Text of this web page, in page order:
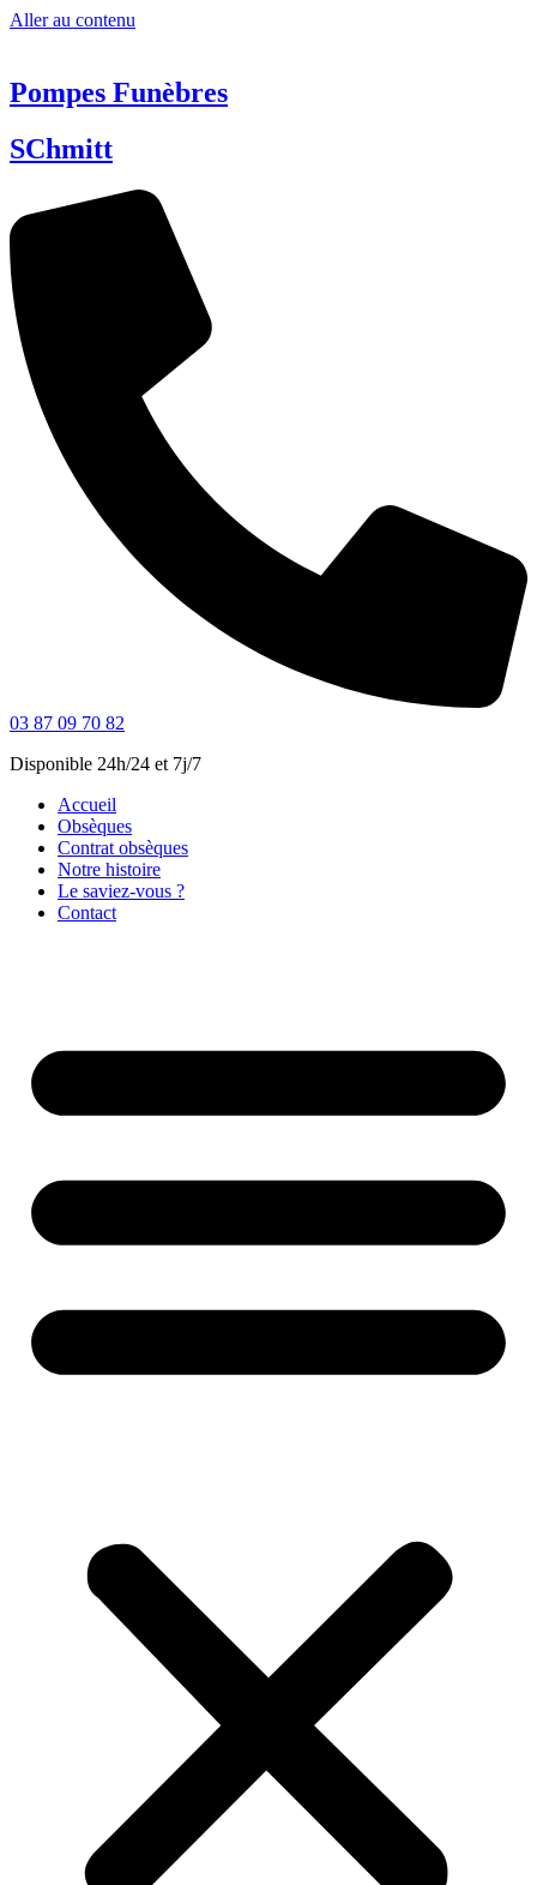
Aller au contenu
Pompes Funèbres
SChmitt
03 87 09 70 82
Disponible 24h/24 et 7j/7
Accueil
Obsèques
Contrat obsèques
Notre histoire
Le saviez-vous ?
Contact